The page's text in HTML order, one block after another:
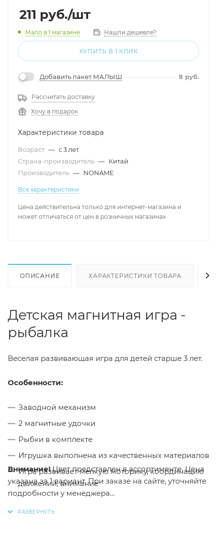
211 руб./шт
Мало в 1 магазине Нашли дешевле?
КУПИТЬ В 1 КЛИК
Добавить пакет МАЛЫШ 8 руб.
Рассчитать доставку
Хочу в подарок
Характеристики товара
Возраст — с 3 лет
Страна-производитель — Китай
Производитель — NONAME
Все характеристики
Цена действительна только для интернет-магазина и
может отличаться от цен в розничных магазинах
ОПИСАНИЕ ХАРАКТЕРИСТИКИ ТОВАРА
Детская магнитная игра -
рыбалка
Веселая развивающая игра для детей старше 3 лет.
Особенности:
Заводной механизм
2 магнитные удочки
Рыбки в комплекте
Игрушка выполнена из качественных материалов
Игра развивает мелкую моторику, координацию
движений, внимание
Внимание!Цвет представлен в ассортименте. Цена
указана за 1 вариант. При заказе на сайте, уточняйте
подробности у менеджера